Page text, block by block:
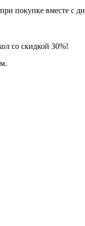
покупке вместе с
со скидкой 30%!